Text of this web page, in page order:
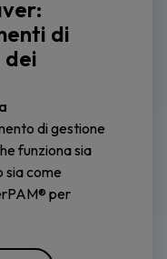
di
dei
di gestione
funziona sia
sia come
per